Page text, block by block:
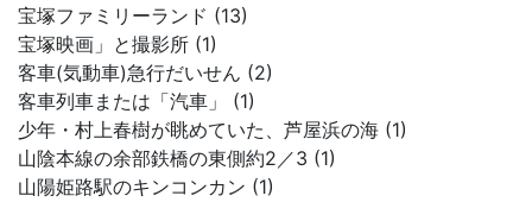
宝塚ファミリーランド (13)
宝塚映画」と撮影所 (1)
客車(気動車)急行だいせん (2)
客車列車または「汽車」 (1)
少年・村上春樹が眺めていた、芦屋浜の海 (1)
山陰本線の余部鉄橋の東側約2／3 (1)
山陽姫路駅のキンコンカン (1)